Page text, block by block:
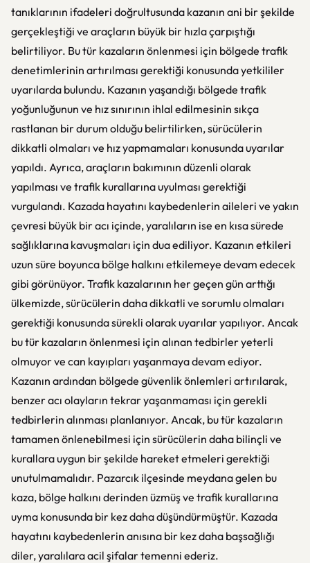
tanıklarının ifadeleri doğrultusunda kazanın ani bir şekilde
gerçekleştiği ve araçların büyük bir hızla çarpıştığı
belirtiliyor. Bu tür kazaların önlenmesi için bölgede trafik
denetimlerinin artırılması gerektiği konusunda yetkililer
uyarılarda bulundu. Kazanın yaşandığı bölgede trafik
yoğunluğunun ve hız sınırının ihlal edilmesinin sıkça
rastlanan bir durum olduğu belirtilirken, sürücülerin
dikkatli olmaları ve hız yapmamaları konusunda uyarılar
yapıldı. Ayrıca, araçların bakımının düzenli olarak
yapılması ve trafik kurallarına uyulması gerektiği
vurgulandı. Kazada hayatını kaybedenlerin aileleri ve yakın
çevresi büyük bir acı içinde, yaralıların ise en kısa sürede
sağlıklarına kavuşmaları için dua ediliyor. Kazanın etkileri
uzun süre boyunca bölge halkını etkilemeye devam edecek
gibi görünüyor. Trafik kazalarının her geçen gün arttığı
ülkemizde, sürücülerin daha dikkatli ve sorumlu olmaları
gerektiği konusunda sürekli olarak uyarılar yapılıyor. Ancak
bu tür kazaların önlenmesi için alınan tedbirler yeterli
olmuyor ve can kayıpları yaşanmaya devam ediyor.
Kazanın ardından bölgede güvenlik önlemleri artırılarak,
benzer acı olayların tekrar yaşanmaması için gerekli
tedbirlerin alınması planlanıyor. Ancak, bu tür kazaların
tamamen önlenebilmesi için sürücülerin daha bilinçli ve
kurallara uygun bir şekilde hareket etmeleri gerektiği
unutulmamalıdır. Pazarcık ilçesinde meydana gelen bu
kaza, bölge halkını derinden üzmüş ve trafik kurallarına
uyma konusunda bir kez daha düşündürmüştür. Kazada
hayatını kaybedenlerin anısına bir kez daha başsağlığı
diler, yaralılara acil şifalar temenni ederiz.